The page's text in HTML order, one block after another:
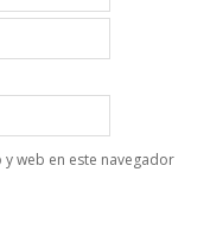
web en este navegador